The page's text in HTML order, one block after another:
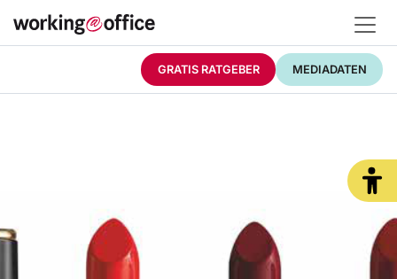
GRATIS RATGEBER MEDIADATEN